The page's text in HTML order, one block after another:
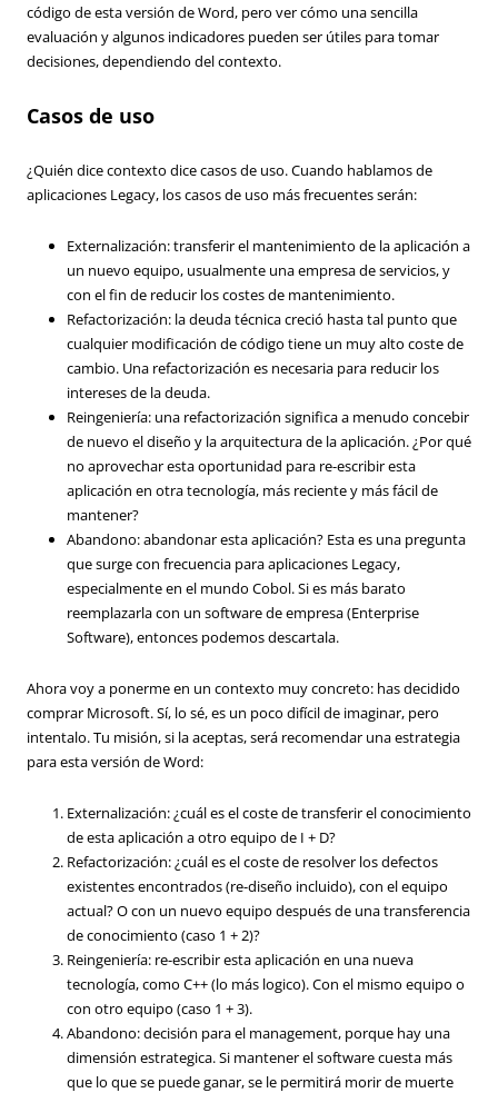
código de esta versión de Word, pero ver cómo una sencilla
evaluación y algunos indicadores pueden ser útiles para tomar
decisiones, dependiendo del contexto.
Casos de uso
¿Quién dice contexto dice casos de uso. Cuando hablamos de
aplicaciones Legacy, los casos de uso más frecuentes serán:
Externalización: transferir el mantenimiento de la aplicación a
un nuevo equipo, usualmente una empresa de servicios, y
con el fin de reducir los costes de mantenimiento.
Refactorización: la deuda técnica creció hasta tal punto que
cualquier modificación de código tiene un muy alto coste de
cambio. Una refactorización es necesaria para reducir los
intereses de la deuda.
Reingeniería: una refactorización significa a menudo concebir
de nuevo el diseño y la arquitectura de la aplicación. ¿Por qué
no aprovechar esta oportunidad para re-escribir esta
aplicación en otra tecnología, más reciente y más fácil de
mantener?
Abandono: abandonar esta aplicación? Esta es una pregunta
que surge con frecuencia para aplicaciones Legacy,
especialmente en el mundo Cobol. Si es más barato
reemplazarla con un software de empresa (Enterprise
Software), entonces podemos descartala.
Ahora voy a ponerme en un contexto muy concreto: has decidido
comprar Microsoft. Sí, lo sé, es un poco difícil de imaginar, pero
intentalo. Tu misión, si la aceptas, será recomendar una estrategia
para esta versión de Word:
Externalización: ¿cuál es el coste de transferir el conocimiento
de esta aplicación a otro equipo de I + D?
Refactorización: ¿cuál es el coste de resolver los defectos
existentes encontrados (re-diseño incluido), con el equipo
actual? O con un nuevo equipo después de una transferencia
de conocimiento (caso 1 + 2)?
Reingeniería: re-escribir esta aplicación en una nueva
tecnología, como C++ (lo más logico). Con el mismo equipo o
con otro equipo (caso 1 + 3).
Abandono: decisión para el management, porque hay una
dimensión estrategica. Si mantener el software cuesta más
que lo que se puede ganar, se le permitirá morir de muerte